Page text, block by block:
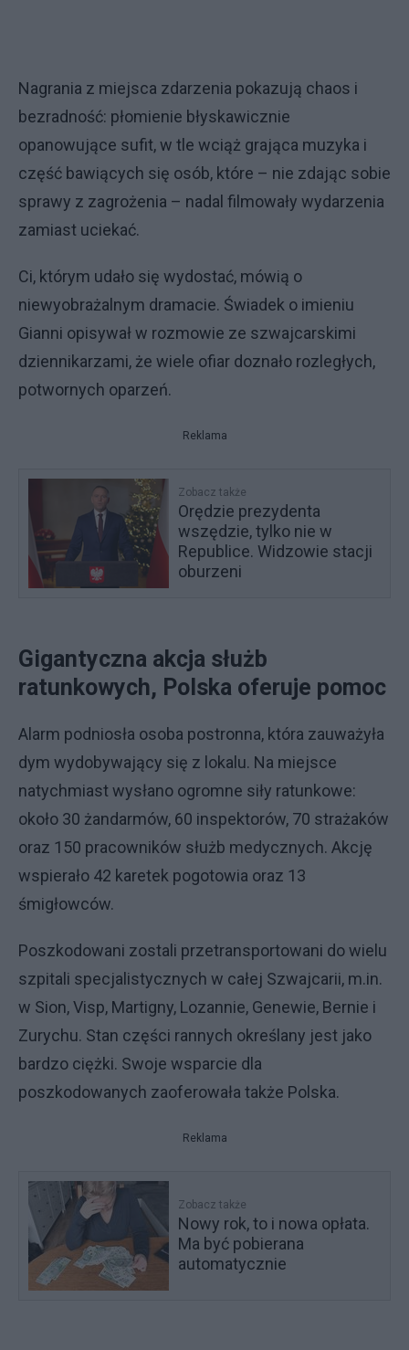
Nagrania z miejsca zdarzenia pokazują chaos i
bezradność: płomienie błyskawicznie
opanowujące sufit, w tle wciąż grająca muzyka i
część bawiących się osób, które – nie zdając sobie
sprawy z zagrożenia – nadal filmowały wydarzenia
zamiast uciekać.
Ci, którym udało się wydostać, mówią o
niewyobrażalnym dramacie. Świadek o imieniu
Gianni opisywał w rozmowie ze szwajcarskimi
dziennikarzami, że wiele ofiar doznało rozległych,
potwornych oparzeń.
Reklama
Zobacz także
Orędzie prezydenta
wszędzie, tylko nie w
Republice. Widzowie stacji
oburzeni
Gigantyczna akcja służb
ratunkowych, Polska oferuje pomoc
Alarm podniosła osoba postronna, która zauważyła
dym wydobywający się z lokalu. Na miejsce
natychmiast wysłano ogromne siły ratunkowe:
około 30 żandarmów, 60 inspektorów, 70 strażaków
oraz 150 pracowników służb medycznych. Akcję
wspierało 42 karetek pogotowia oraz 13
śmigłowców.
Poszkodowani zostali przetransportowani do wielu
szpitali specjalistycznych w całej Szwajcarii, m.in.
w Sion, Visp, Martigny, Lozannie, Genewie, Bernie i
Zurychu. Stan części rannych określany jest jako
bardzo ciężki. Swoje wsparcie dla
poszkodowanych zaoferowała także Polska.
Reklama
Zobacz także
Nowy rok, to i nowa opłata.
Ma być pobierana
automatycznie